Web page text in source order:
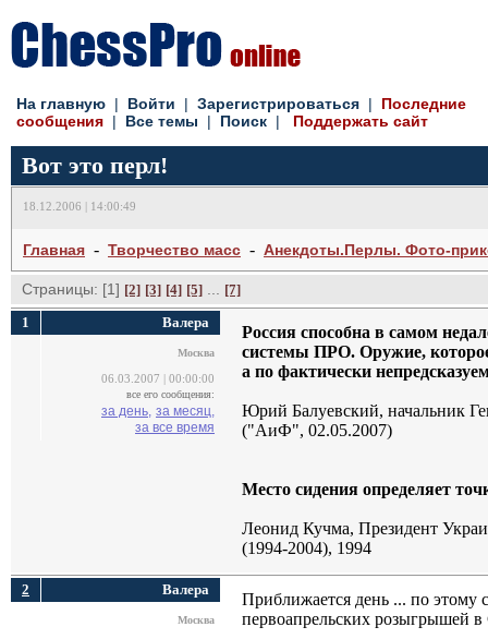
На главную | Войти | Зарегистрироваться | Последние
сообщения | Все темы | Поиск | Поддержать сайт
Вот это перл!
18.12.2006 | 14:00:49
Главная - Творчество масс - Анекдоты.Перлы. Фото-
Страницы: [1] [2] [3] [4] [5]
[7]
1
Валера
Москва
06.03.2007 | 00:00:00
все его сообщения:
за день, за месяц,
за все время
Россия способна в самом
системы ПРО. Оружие, которое
а по фактически
Юрий Балуевский, начальник
("АиФ", 02.05.2007)
Место сидения определяет
Леонид Кучма, Президент
(1994-2004), 1994
2 Валера
Москва
Приближается день ... по этому
первоапрельских розыгрышей